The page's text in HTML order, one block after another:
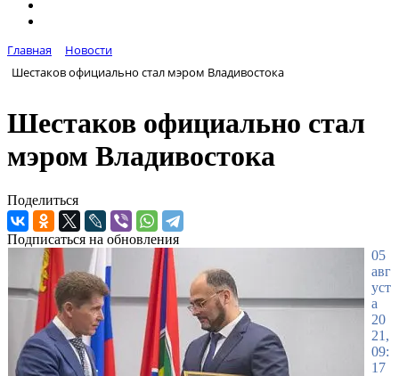
Главная
Новости
Шестаков официально стал мэром Владивостока
Шестаков официально стал
мэром Владивостока
Поделиться
Подписаться на обновления
05
авг
уст
а
20
21,
09:
17